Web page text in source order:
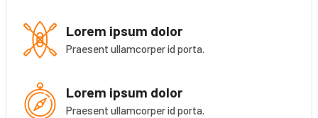
Lorem ipsum dolor
Praesent ullamcorper id porta.
Lorem ipsum dolor
Praesent ullamcorper id porta.